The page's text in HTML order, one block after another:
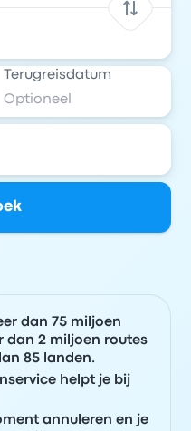
Terugreisdatum
dan 75 miljoen
dan 2 miljoen routes
85 landen.
helpt je bij
annuleren en je